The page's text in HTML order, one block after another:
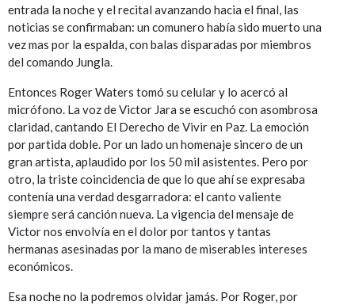
entrada la noche y el recital avanzando hacia el final, las
noticias se confirmaban: un comunero había sido muerto una
vez mas por la espalda, con balas disparadas por miembros
del comando Jungla.
Entonces Roger Waters tomó su celular y lo acercó al
micrófono. La voz de Victor Jara se escuchó con asombrosa
claridad, cantando El Derecho de Vivir en Paz. La emoción
por partida doble. Por un lado un homenaje sincero de un
gran artista, aplaudido por los 50 mil asistentes. Pero por
otro, la triste coincidencia de que lo que ahí se expresaba
contenía una verdad desgarradora: el canto valiente
siempre será canción nueva. La vigencia del mensaje de
Victor nos envolvía en el dolor por tantos y tantas
hermanas asesinadas por la mano de miserables intereses
económicos.
Esa noche no la podremos olvidar jamás. Por Roger, por